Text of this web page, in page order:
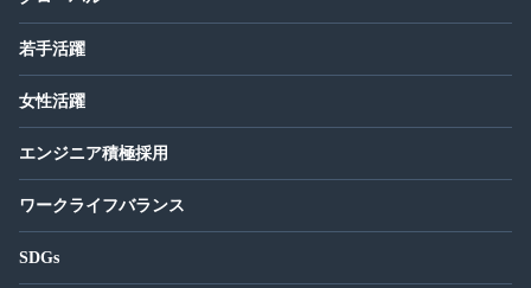
若手活躍
女性活躍
エンジニア積極採用
ワークライフバランス
SDGs